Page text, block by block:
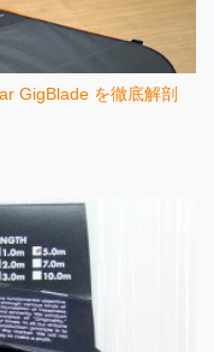
GigBlade を徹底解剖